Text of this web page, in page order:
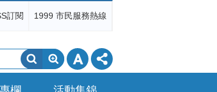
訂閱 1999 市民服務熱線
搜
尋